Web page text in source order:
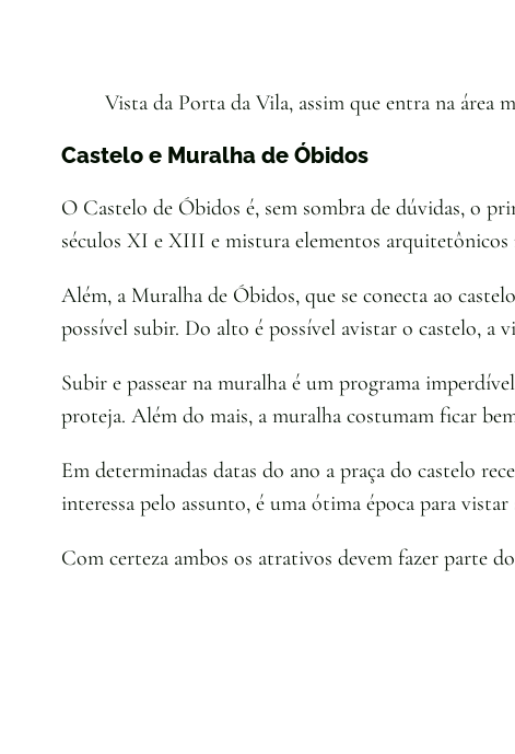
Vista da Porta da Vila, assim que entra na área
Castelo e Muralha de Óbidos
O Castelo de Óbidos é, sem sombra de dúvidas, o
séculos XI e XIII e mistura elementos
Além, a Muralha de Óbidos, que se conecta ao
possível subir. Do alto é possível avistar o castelo, a
Subir e passear na muralha é um programa
proteja. Além do mais, a muralha costumam ficar
Em determinadas datas do ano a praça do castelo
interessa pelo assunto, é uma ótima época para
Com certeza ambos os atrativos devem fazer parte